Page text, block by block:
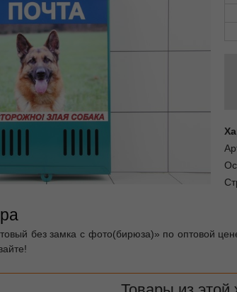
без замка с фото(бирюза)» по оптовой